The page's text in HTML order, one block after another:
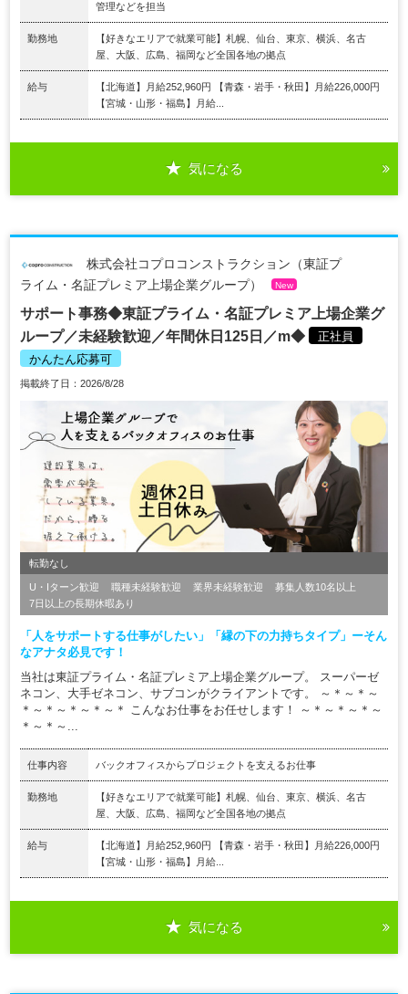
管理などを担当
勤務地
【好きなエリアで就業可能】札幌、仙台、東京、横浜、名古
屋、大阪、広島、福岡など全国各地の拠点
給与
【北海道】月給252,960円 【青森・岩手・秋田】月給226,000円
【宮城・山形・福島】月給...
気になる
株式会社コプロコンストラクション（東証プ
ライム・名証プレミア上場企業グループ）
New
サポート事務◆東証プライム・名証プレミア上場企業グ
ループ／未経験歓迎／年間休日125日／m◆
正社員
かんたん応募可
掲載終了日：2026/8/28
転勤なし
U・Iターン歓迎 職種未経験歓迎 業界未経験歓迎
募集人数10名以上
7日以上の長期休暇あり
「人をサポートする仕事がしたい」「縁の下の力持ちタイプ」ーそん
なアナタ必見です！
当社は東証プライム・名証プレミア上場企業グループ。 スーパーゼ
ネコン、大手ゼネコン、サブコンがクライアントです。 ～＊～＊～
＊～＊～＊～＊～＊ こんなお仕事をお任せします！ ～＊～＊～＊～
＊～＊～...
仕事内容 バックオフィスからプロジェクトを支えるお仕事
勤務地
【好きなエリアで就業可能】札幌、仙台、東京、横浜、名古
屋、大阪、広島、福岡など全国各地の拠点
給与
【北海道】月給252,960円 【青森・岩手・秋田】月給226,000円
【宮城・山形・福島】月給...
気になる